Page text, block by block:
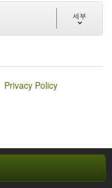
세부
Privacy Policy